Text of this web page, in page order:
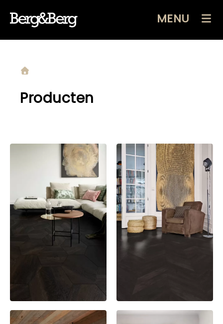
MENU
Producten